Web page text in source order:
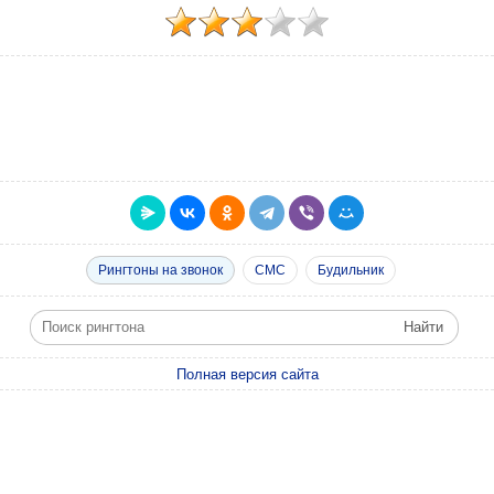
Рингтоны на звонок СМС Будильник
Полная версия сайта